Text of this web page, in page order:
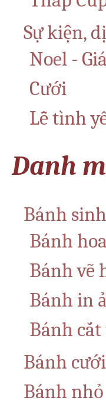
Sự kiện,
Noel -
Cưới
Lễ tình
Danh
Bánh
Bánh
Bánh vẽ
Bánh in
Bánh
Bánh cưới
Bánh nhỏ